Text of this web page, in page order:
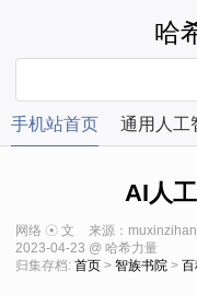
哈
手机站首页 通用人工
AI人
网络 ☉ 文
来源：muxinzihan
2023-04-23 @ 哈希力量
归集存档: 首页 > 智族书院 >